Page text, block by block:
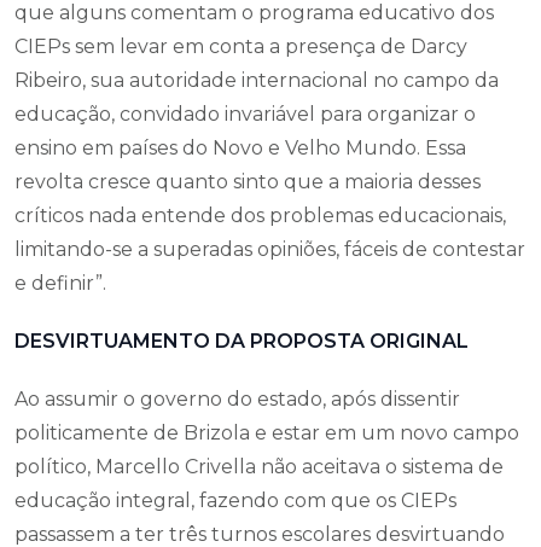
que alguns comentam o programa educativo dos
CIEPs sem levar em conta a presença de Darcy
Ribeiro, sua autoridade internacional no campo da
educação, convidado invariável para organizar o
ensino em países do Novo e Velho Mundo. Essa
revolta cresce quanto sinto que a maioria desses
críticos nada entende dos problemas educacionais,
limitando-se a superadas opiniões, fáceis de contestar
e definir”.
DESVIRTUAMENTO DA PROPOSTA ORIGINAL
Ao assumir o governo do estado, após dissentir
politicamente de Brizola e estar em um novo campo
político, Marcello Crivella não aceitava o sistema de
educação integral, fazendo com que os CIEPs
passassem a ter três turnos escolares desvirtuando